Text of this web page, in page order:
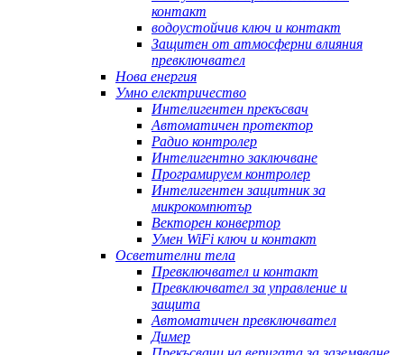
контакт
водоустойчив ключ и контакт
Защитен от атмосферни влияния
превключвател
Нова енергия
Умно електричество
Интелигентен прекъсвач
Автоматичен протектор
Радио контролер
Интелигентно заключване
Програмируем контролер
Интелигентен защитник за
микрокомпютър
Векторен конвертор
Умен WiFi ключ и контакт
Осветителни тела
Превключвател и контакт
Превключвател за управление и
защита
Автоматичен превключвател
Димер